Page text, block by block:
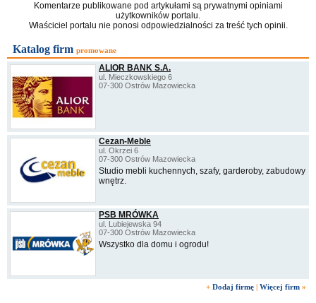
Komentarze publikowane pod artykułami są prywatnymi opiniami
użytkowników portalu.
Właściciel portalu nie ponosi odpowiedzialności za treść tych opinii.
Katalog firm promowane
ALIOR BANK S.A.
ul. Mieczkowskiego 6
07-300 Ostrów Mazowiecka
Cezan-Meble
ul. Okrzei 6
07-300 Ostrów Mazowiecka
Studio mebli kuchennych, szafy, garderoby, zabudowy
wnętrz.
PSB MRÓWKA
ul. Lubiejewska 94
07-300 Ostrów Mazowiecka
Wszystko dla domu i ogrodu!
+ Dodaj firmę | Więcej firm »